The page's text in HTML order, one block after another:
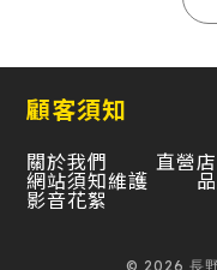
顧客須知
關於我們 直營
網站須知維護
影音花絮
© 2026 長